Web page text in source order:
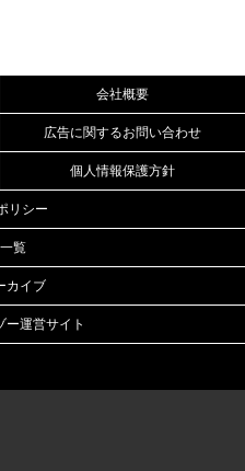
会社概要
広告に関するお問い合わせ
個人情報保護方針
リシー
覧
カイブ
ー運営サイト